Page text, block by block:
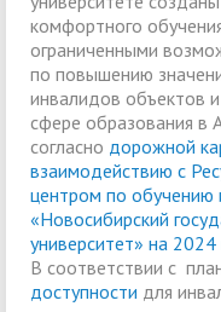
комфортного
ограниченными
по повышению
инвалидов объектов
сфере образования в
согласно дорожной
взаимодействию с
центром по
«Новосибирский
университет» на 2024
В соответствии с
доступности для